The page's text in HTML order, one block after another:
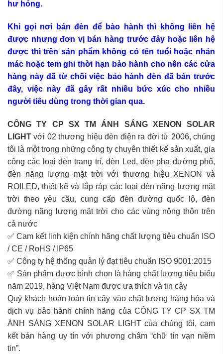
hư hỏng.
Khi gọi nơi bán đèn để bào hành thì không liên hệ
được nhưng đơn vị bán hàng trước đây hoặc liên hệ
được thì trên sản phẩm không có tên tuổi hoặc nhản
mác hoặc tem ghi thời hạn bảo hành cho nên các cửa
hàng này đã từ chối việc bảo hành đèn đã bán trước
đây, việc này đã gây rất nhiều bức xúc cho nhiều
người tiêu dùng trong thời gian qua.
CÔNG TY CP SX TM ÁNH SÁNG XENON SOLAR
LIGHT với 02 thương hiệu đèn điện ra đời từ 2006, chúng
tôi là một trong những công ty chuyên thiết kế sản xuất, gia
công các loại đèn trang trí, đèn Led, đèn pha đường phố,
đèn năng lượng mặt trời với thương hiệu XENON và
ROILED, thiết kế và lắp ráp các loại đèn năng lượng mặt
trời theo yêu cầu, cung cấp đèn đường quốc lộ, đèn
đường năng lượng mặt trời cho các vùng nông thôn trên
cả nước
✅ Cam kết linh kiện chính hãng chất lượng tiêu chuẩn ISO
/ CE / RoHS / IP65
✅ Công ty hệ thống quản lý đạt tiêu chuẩn ISO 9001:2015
✅ Sản phẩm được bình chọn là hàng chất lượng tiêu biểu
năm 2019, hàng Việt Nam được ưa thích và tin cậy
Quý khách hoàn toàn tin cậy vào chất lượng hàng hóa và
dịch vụ bảo hành chính hãng của CÔNG TY CP SX TM
ÁNH SÁNG XENON SOLAR LIGHT của chúng tôi, cam
kết bán hàng uy tín với phương châm “chữ tín vạn niềm
tin”.